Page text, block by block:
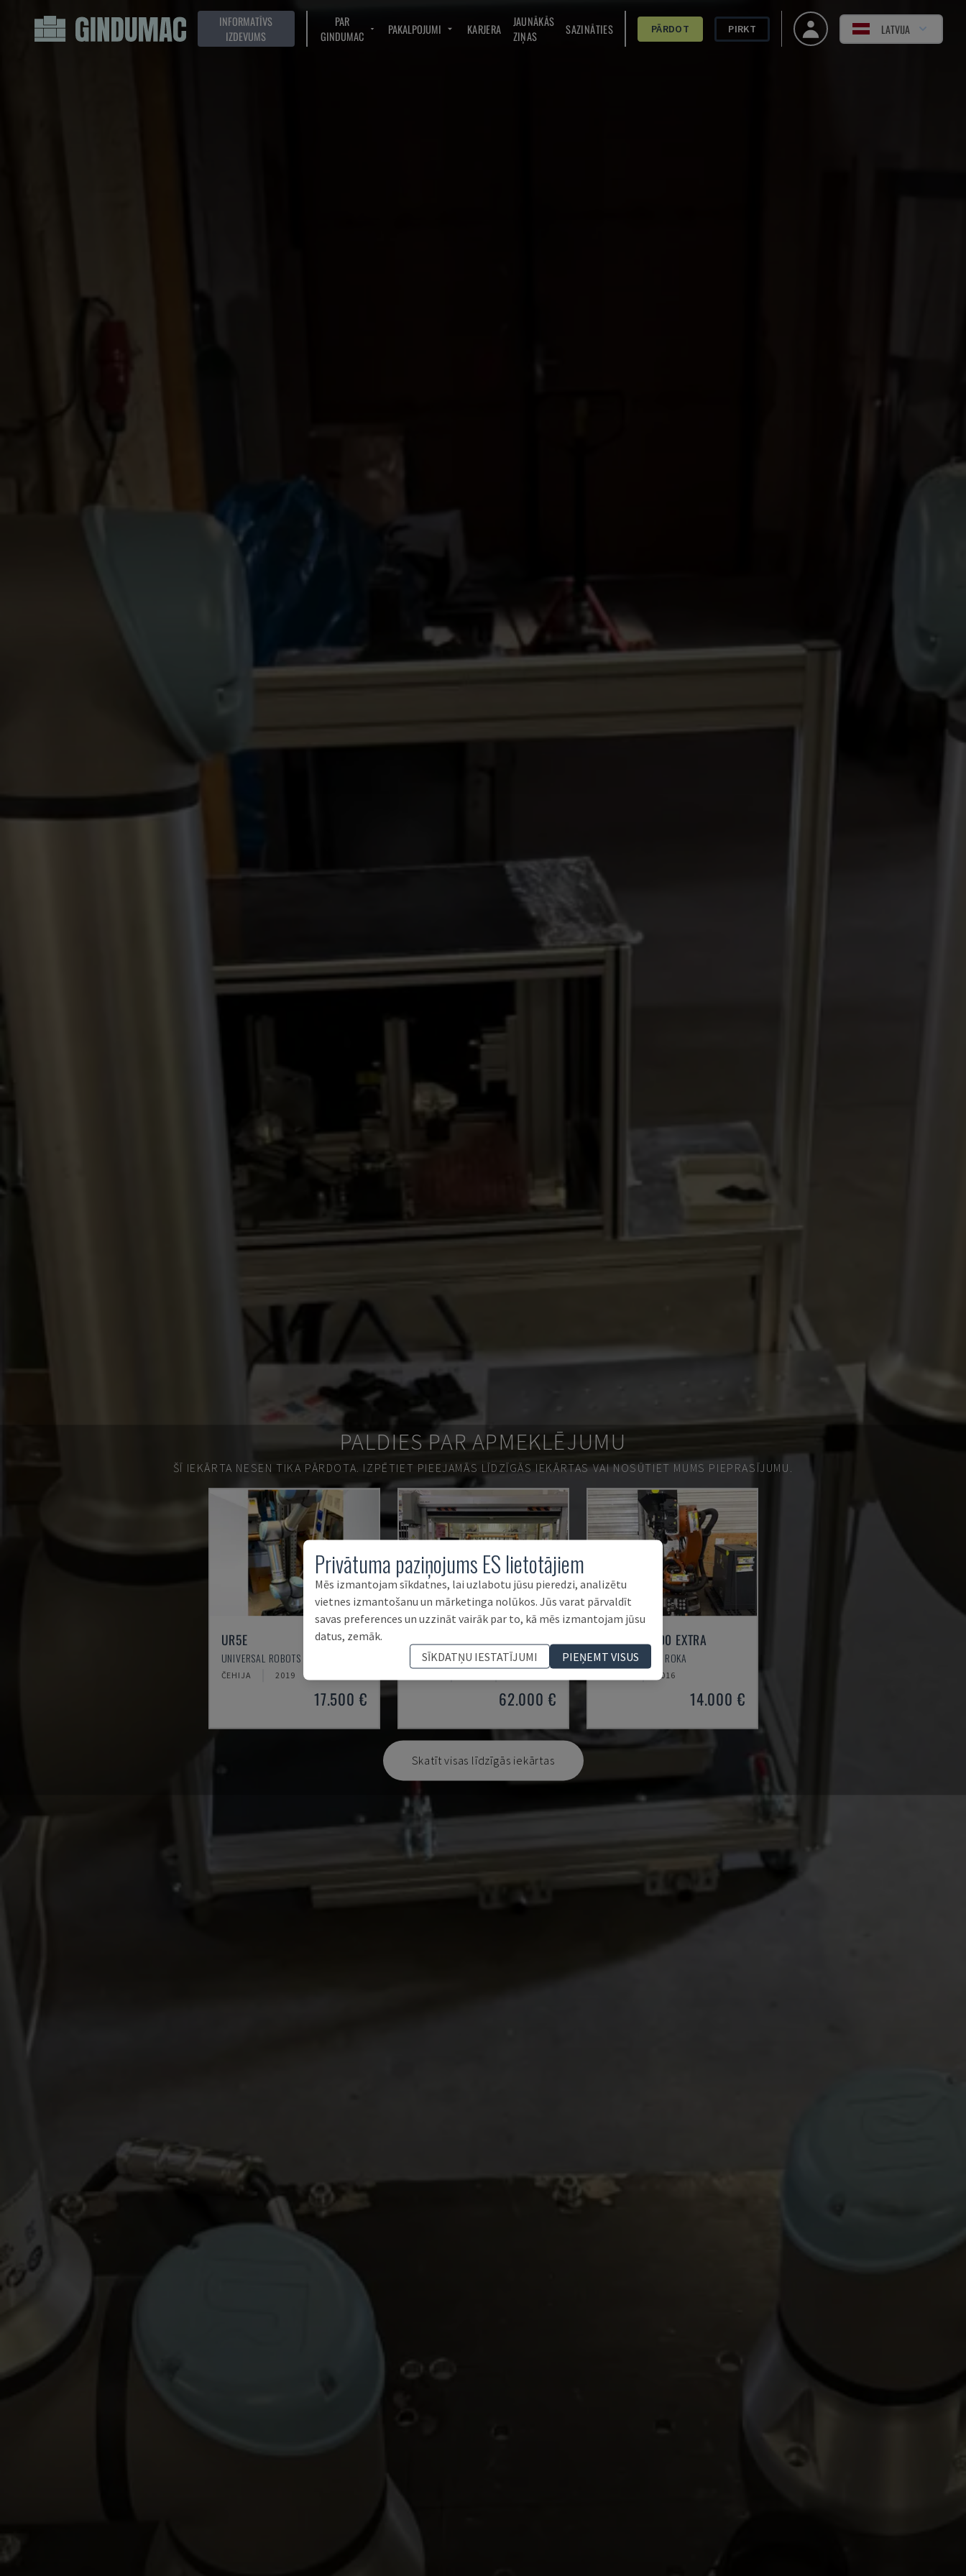
INFORMATĪVS
IZDEVUMS
PAR
GINDUMAC
PAKALPOJUMI KARJERA
JAUNĀKĀS
ZIŅAS
SAZINĀTIES PĀRDOT PIRKT LATVIJA
PALDIES PAR APMEKLĒJUMU
ŠĪ IEKĀRTA NESEN TIKA PĀRDOTA. IZPĒTIET PIEEJAMĀS LĪDZĪGĀS IEKĀRTAS VAI NOSŪTIET MUMS PIEPRASĪJUMU.
UR5E
UNIVERSAL ROBOTS - ROBOTA ROKA
ČEHIJA 2019
17.500 €
AUDI TSV D5 TÜR
CHANGO - ROBOTA ROKA
62.000 €
KR 210 R2700 EXTRA
KUKA - ROBOTA ROKA
2016
14.000 €
Skatīt visas līdzīgās iekārtas
Privātuma paziņojums ES lietotājiem
Mēs izmantojam sīkdatnes, lai uzlabotu jūsu pieredzi, analizētu
vietnes izmantošanu un mārketinga nolūkos. Jūs varat pārvaldīt
savas preferences un uzzināt vairāk par to, kā mēs izmantojam jūsu
datus, zemāk.
SĪKDATŅU IESTATĪJUMI
PIEŅEMT VISUS